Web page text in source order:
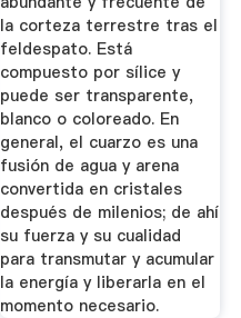
la corteza terrestre tras el
feldespato. Está
compuesto por sílice y
puede ser transparente,
blanco o coloreado. En
general, el cuarzo es una
fusión de agua y arena
convertida en cristales
después de milenios; de ahí
su fuerza y su cualidad
para transmutar y acumular
la energía y liberarla en el
momento necesario.